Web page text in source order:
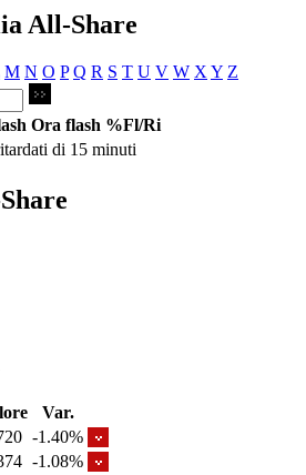
All-Share
M N O P Q R S T U V W X Y Z
Ora flash %Fl/Ri
di 15 minuti
Var.
-1.40%
-1.08%